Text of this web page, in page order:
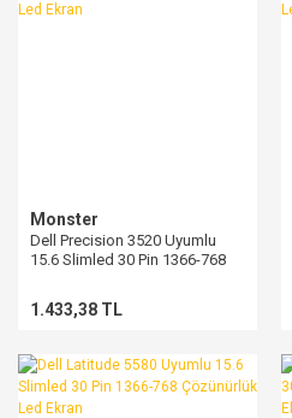
Monster
Dell Precision 3520 Uyumlu
15.6 Slimled 30 Pin 1366-768
1.433,38 TL